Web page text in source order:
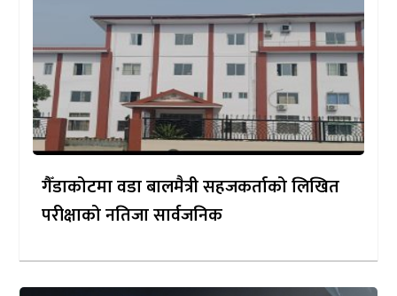
गैँडाकोटमा वडा बालमैत्री सहजकर्ताको लिखित
परीक्षाको नतिजा सार्वजनिक